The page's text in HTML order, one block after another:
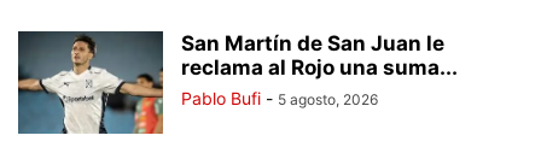
San Martín de San Juan le
reclama al Rojo una suma...
Pablo Bufi - 5 agosto, 2026